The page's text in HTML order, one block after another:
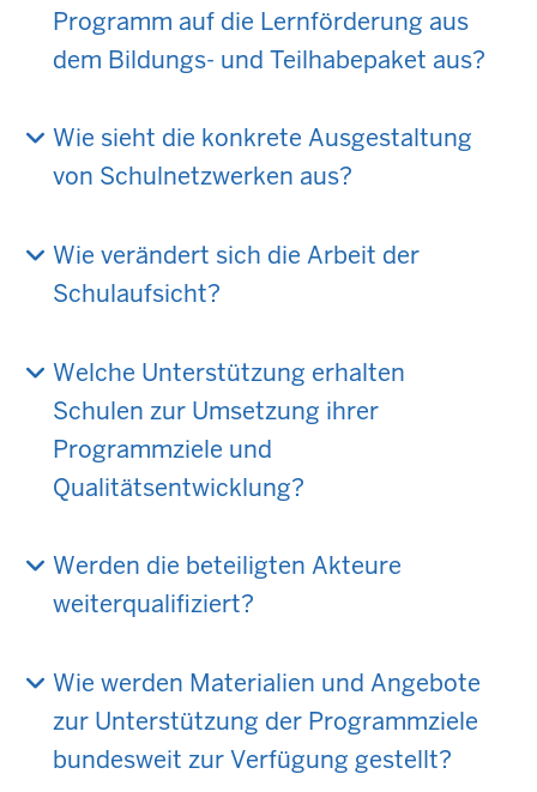
Programm auf die Lernförderung aus
dem Bildungs- und Teilhabepaket aus?
Wie sieht die konkrete Ausgestaltung
von Schulnetzwerken aus?
Wie verändert sich die Arbeit der
Schulaufsicht?
Welche Unterstützung erhalten
Schulen zur Umsetzung ihrer
Programmziele und
Qualitätsentwicklung?
Werden die beteiligten Akteure
weiterqualifiziert?
Wie werden Materialien und Angebote
zur Unterstützung der Programmziele
bundesweit zur Verfügung gestellt?